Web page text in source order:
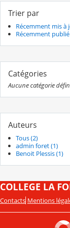
Trier par
Récemment mis à
Récemment publié
Catégories
Aucune catégorie
Auteurs
Tous (2)
admin foret (1)
Benoit Plessis (1)
COLLEGE LA
Contacts Mentions